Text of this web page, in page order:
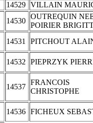
14529 VILLAIN
14530
OUTREQUIN
POIRIER
14531
PITCHOUT
14532 PIEPRZYK
14537
FRANCOIS
CHRISTOPHE
14536 FICHEUX